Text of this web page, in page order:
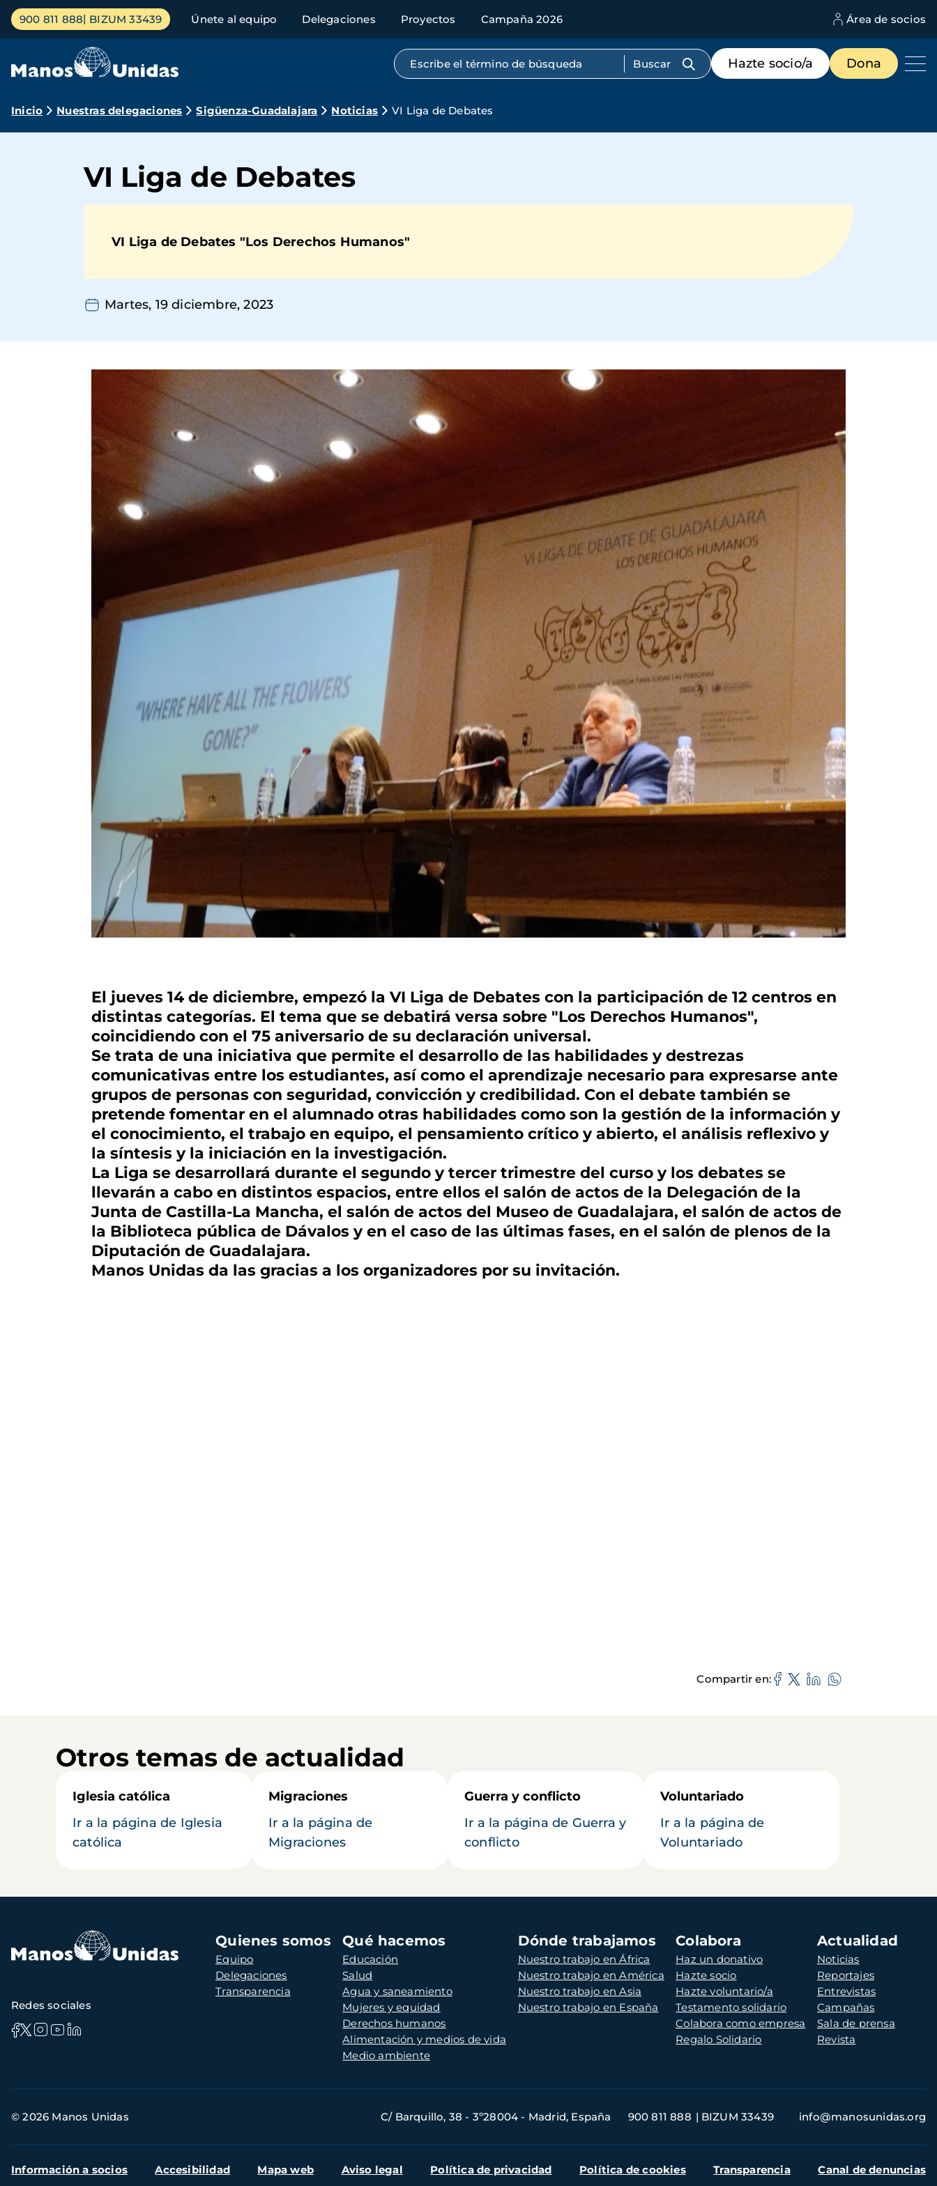
Pasar
contenido
Menú
principal
900 811 888 BIZUM 33439 Únete al equipo Delegaciones Proyectos Campaña 2026 Área de socios
Búsqueda por texto completo
Menú
de
destacados
Hazte socio/a Dona
Ruta
navegación
Inicio Nuestras delegaciones Sigüenza-Guadalajara Noticias VI Liga de Debates
VI Liga de Debates
VI Liga de Debates "Los Derechos Humanos"
Martes, 19 diciembre, 2023
El jueves 14 de diciembre, empezó la VI Liga de Debates con la participación de 12 centros en
distintas categorías. El tema que se debatirá versa sobre "Los Derechos Humanos",
coincidiendo con el 75 aniversario de su declaración universal.
Se trata de una iniciativa que permite el desarrollo de las habilidades y destrezas
comunicativas entre los estudiantes, así como el aprendizaje necesario para expresarse ante
grupos de personas con seguridad, convicción y credibilidad. Con el debate también se
pretende fomentar en el alumnado otras habilidades como son la gestión de la información y
el conocimiento, el trabajo en equipo, el pensamiento crítico y abierto, el análisis reflexivo y
la síntesis y la iniciación en la investigación.
La Liga se desarrollará durante el segundo y tercer trimestre del curso y los debates se
llevarán a cabo en distintos espacios, entre ellos el salón de actos de la Delegación de la
Junta de Castilla-La Mancha, el salón de actos del Museo de Guadalajara, el salón de actos de
la Biblioteca pública de Dávalos y en el caso de las últimas fases, en el salón de plenos de la
Diputación de Guadalajara.
Manos Unidas da las gracias a los organizadores por su invitación.
Compartir en
Otros temas de actualidad
Iglesia católica
Ir a la página de Iglesia
católica
Migraciones
Ir a la página de
Migraciones
Guerra y conflicto
Ir a la página de Guerra y
conflicto
Voluntariado
Ir a la página de
Voluntariado
Navegación
principal
Quienes somos
Equipo
Delegaciones
Transparencia
Qué hacemos
Educación
Salud
Agua y saneamiento
Mujeres y equidad
Derechos humanos
Alimentación y medios de vida
Medio ambiente
Dónde trabajamos
Nuestro trabajo en África
Nuestro trabajo en América
Nuestro trabajo en Asia
Nuestro trabajo en España
Colabora
Haz un donativo
Hazte socio
Hazte voluntario/a
Testamento solidario
Colabora como empresa
Regalo Solidario
Actualidad
Noticias
Reportajes
Entrevistas
Campañas
Sala de prensa
Revista
Redes sociales
de
© 2026 Manos Unidas C/ Barquillo, 38 - 3º28004 - Madrid, España 900 811 888 BIZUM 33439 info@manosunidas.org
Menú
Información a socios Accesibilidad Mapa web Aviso legal Política de privacidad Política de cookies Transparencia Canal de denuncias